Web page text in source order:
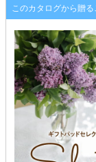
このカタログから贈